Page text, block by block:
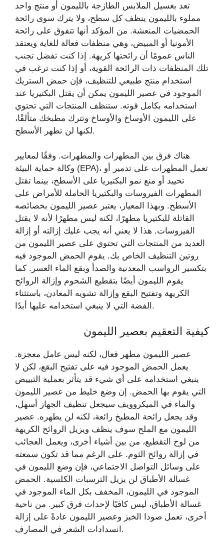
تعد بغسيل الملابس الطازجة بالليمون أو منتج واحد
مملوء بالليمون ينظف كل سطح، ولا يترك سوى رائحة
الحمضيات المنعشة. من المؤكد أنها تتفوق على رائحة
الأمونيا أو المبيض، وهي منظفات فعالة للغاية ويعتقد
الناس عمومًا أن رائحتها كريهة. إذا كنت تفضل تجنب
تلك المنظفات ذات الرائحة القوية، أو إذا كنت ترغب في
استخدام منتج طبيعي للتنظيف، فإن حمض الستريك
الموجود في عصير الليمون يمكن أن يقتل البكتيريا عند
استخدامه بكامل قوته. ستنظف المنتجات التي تحتوي
على الليمون الأوساخ والأوساخ وتترك مطبخك متألقًا،
لكنها لن تطهر الأسطح.
هناك فرق بين المطهرات والمطهرات. وفقًا لمعايير
وكالة حماية البيئة (EPA)، تعمل المطهرات على تدمير أو
تحييد أو منع نمو البكتيريا على الأسطح، بينما تقتل
المطهرات الفيروسات والبكتيريا الحاملة للأمراض على
الأسطح. وبهذا المعيار، يعتبر عصير الليمون بخصائصه
القاتلة للبكتيريا مطهرًا، لكنه ليس مطهرًا لأنه لا يقتل
الفيروسات. هذا لا يعني أنه يجب عليك إزالته أو إزالة
العديد من المنتجات التي تحتوي على عصير الليمون من
روتين التنظيف الخاص بك. يقوم الحمض الموجود فيه
بتكسير الرواسب المعدنية والصدأ وبقع الماء العسر. كما
يقوم الليمون أيضًا بتقطيع الشحوم وإزالة الروائح
الكريهة وتفتيح البقع وإزالة تشويه المعادن، باستثناء
الفضة التي لا ينبغي استخدامه عليها أبدًا.
كيفية التعقيم بعصير الليمون
عصير الليمون مطهر فعال، لكنه ليس عامل معجزة.
يعمل الحمض الموجود فيه على تفتيح البقع، لكن لا
ينبغي استخدامه على أي شيء قد يتأثر بعملية التبييض
التي يقوم بها الحمض. إن وضع خليط من عصير الليمون
والماء في الميكروويف سيجعل تنظيف الجهاز أسهل،
وقد يجعل رائحة المطبخ رائعة، لكنه لن يطهره. عصير
الليمون مع الملح سوف ينظف ويزيل الروائح الكريهة
من لوح التقطيع، من بين أشياء أخرى، ويعمل العجائب
في إزالة روائح الثوم. على الرغم مما قد تكون سمعته
على وسائل التواصل الاجتماعي، فإن وضع الليمون في
غسالة الأطباق لن يزيل الترسبات الكلسية. الحمض
الموجود في الليمون، المخفف بكل الماء الموجود في
غسالة الأطباق، ليس كافيًا لإحداث فرق كبير. من ناحية
أخرى، تعمل صودا الخبز وعصير الليمون عادةً على إزالة
انسدادات الشعر في المصارف.